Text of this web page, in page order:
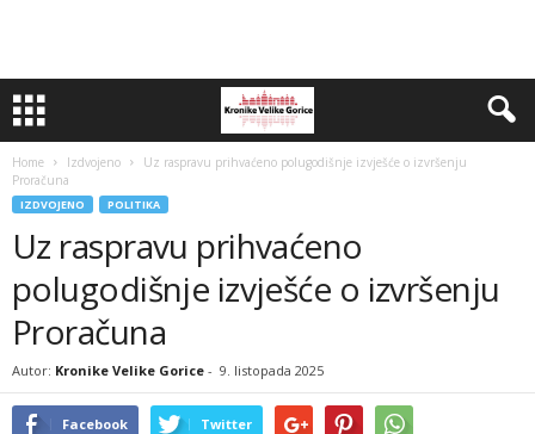
Home Izdvojeno
Uz raspravu prihvaćeno polugodišnje izvješće o izvršenju
Proračuna
IZDVOJENO POLITIKA
Uz raspravu prihvaćeno
polugodišnje izvješće o izvršenju
Proračuna
Autor: Kronike Velike Gorice - 9. listopada 2025
Facebook Twitter